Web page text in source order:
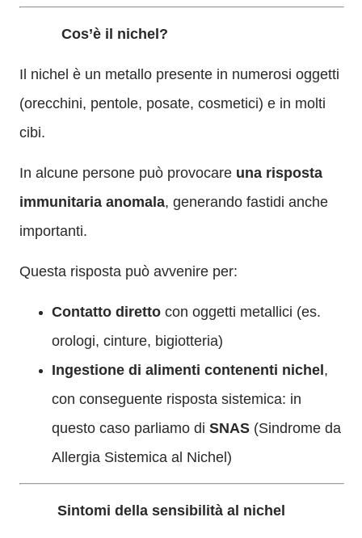
Cos’è il nichel?
Il nichel è un metallo presente in numerosi oggetti
(orecchini, pentole, posate, cosmetici) e in molti
cibi.
In alcune persone può provocare una risposta
immunitaria anomala, generando fastidi anche
importanti.
Questa risposta può avvenire per:
Contatto diretto con oggetti metallici (es.
orologi, cinture, bigiotteria)
Ingestione di alimenti contenenti nichel,
con conseguente risposta sistemica: in
questo caso parliamo di SNAS (Sindrome da
Allergia Sistemica al Nichel)
Sintomi della sensibilità al nichel